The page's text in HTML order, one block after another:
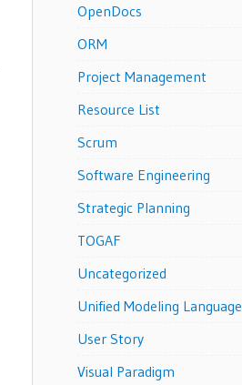
OpenDocs
ORM
Project Management
Resource List
Scrum
Software Engineering
Strategic Planning
TOGAF
Uncategorized
Unified Modeling Language
User Story
Visual Paradigm